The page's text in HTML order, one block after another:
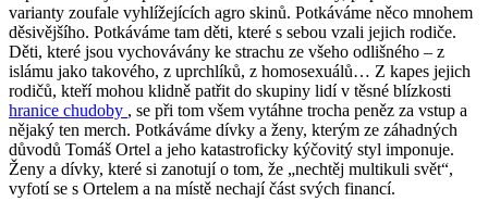
varianty zoufale vyhlížejících agro skinů. Potkáváme něco mnohem
děsivějšího. Potkáváme tam děti, které s sebou vzali jejich rodiče.
Děti, které jsou vychovávány ke strachu ze všeho odlišného – z
islámu jako takového, z uprchlíků, z homosexuálů… Z kapes jejich
rodičů, kteří mohou klidně patřit do skupiny lidí v těsné blízkosti
hranice chudoby , se při tom všem vytáhne trocha peněz za vstup a
nějaký ten merch. Potkáváme dívky a ženy, kterým ze záhadných
důvodů Tomáš Ortel a jeho katastroficky kýčovitý styl imponuje.
Ženy a dívky, které si zanotují o tom, že „nechtěj multikuli svět“,
vyfotí se s Ortelem a na místě nechají část svých financí.